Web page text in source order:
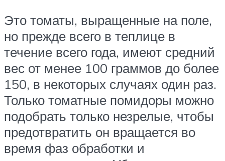
Это томаты, выращенные на поле,
но прежде всего в теплице в
течение всего года, имеют средний
вес от менее 100 граммов до более
150, в некоторых случаях один раз.
Только томатные помидоры можно
подобрать только незрелые, чтобы
предотвратить он вращается во
время фаз обработки и